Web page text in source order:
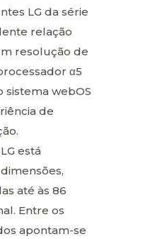
LG da série
relação
resolução de
α5
sistema webOS
de
está
até às 86
Entre os
apontam-se